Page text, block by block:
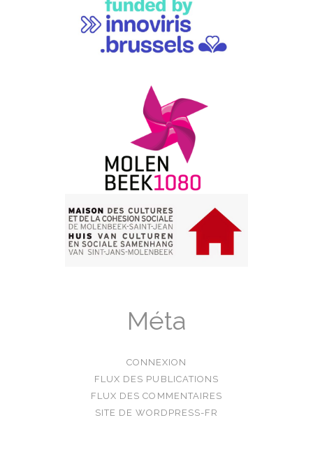
Méta
CONNEXION
FLUX DES PUBLICATIONS
FLUX DES COMMENTAIRES
SITE DE WORDPRESS-FR